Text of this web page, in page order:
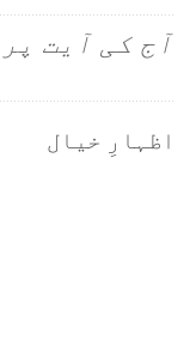
آج کی آیت پر
اظہارِ خیال